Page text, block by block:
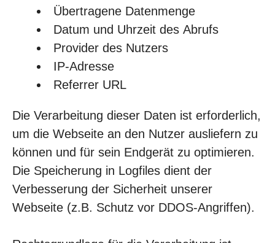
Übertragene Datenmenge
Datum und Uhrzeit des Abrufs
Provider des Nutzers
IP-Adresse
Referrer URL
Die Verarbeitung dieser Daten ist erforderlich,
um die Webseite an den Nutzer ausliefern zu
können und für sein Endgerät zu optimieren.
Die Speicherung in Logfiles dient der
Verbesserung der Sicherheit unserer
Webseite (z.B. Schutz vor DDOS-Angriffen).